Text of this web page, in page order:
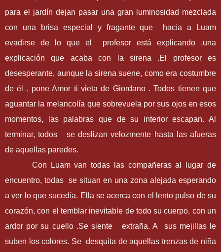
para el jardín dejan pasar una gran luminosidad mezclada
con una brisa especial y fragante que hacía a Luam
evadirse de lo que el profesor está explicando ,una
explicación que acaba con la sirena .El profesor es
desesperante, aunque la sirena suene, como era costumbre
de él , pone Amor ti vieta de Giordano . Todos tienen que
aguantar la melancolía que sobrevuela por sus ojos en esos
momentos, las palabras que de su interior escapan. Al
terminar, todos se deslizan velozmente hasta las afueras
de aquellas paredes.
Con Luam van todas las compañeras al lugar de
encuentro, todas se situan en una zona alejada esperando
a ver lo que sucedía. Ella se acerca con el lento pulso de su
corazón, con el temblar inevitable de todo su cuerpo, con un
ardor por su cuello .Se siente extraña. A sus mejillas le
suben los colores. Se desquita de aquellas trenzas de niña